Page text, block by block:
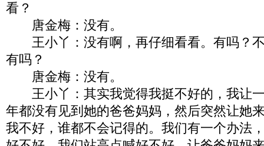
看？
唐金梅：没有。
王小丫：没有啊，再仔细看看。有吗？
有吗？
唐金梅：没有。
王小丫：其实我觉得我挺不好的，我让
年都没有见到她的爸爸妈妈，然后突然让她
我不好，谁都不会记得的。我们有一个办法